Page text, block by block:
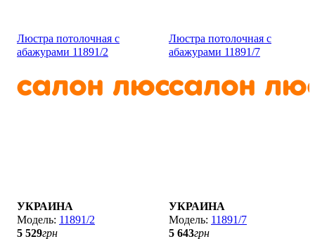
Люстра потолочная с
абажурами 11891/2
УКРАИНА
11891/2
5 529грн
Люстра потолочная с
абажурами 11891/7
УКРАИНА
11891/7
5 643грн